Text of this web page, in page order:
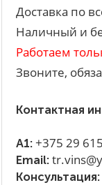
Доставка по
Наличный и
Работаем
Звоните,
Контактная
A1: +375 29
Email:
Консультация: